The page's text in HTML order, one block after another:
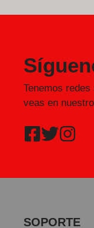
Tenemos
veas en
SOPORTE